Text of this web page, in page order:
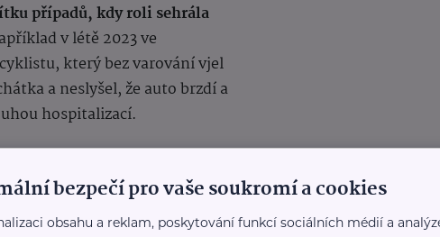
případů, kdy roli sehrála
v létě 2023 ve
který bez varování vjel
a neslyšel, že auto brzdí a
hospitalizací.
vjela na přechod na
Ani přes zvuk klaksonu
bezpečí pro vaše soukromí a cookies
obsahu a reklam, poskytování funkcí sociálních médií a